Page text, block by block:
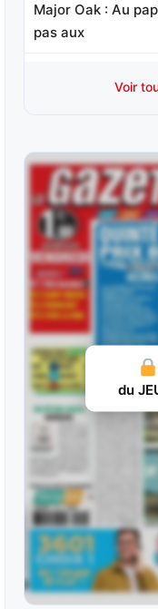
Major Oak : Au
pas aux
Valdorcia : Elle a
JUILLET 30, 2026 20
Iggypop
il n’a pas tardé à
JUILLET 28, 2026 18
Jolivert du Gers :
véritable rente
JUILLET 26, 2026 16
Charmino :
en valeur 61, il
JUILLET 25, 2026 15
Nolito : Dans sa
JUILLET 20, 2026 19
Selvo : 3
dents de scie,
JUILLET 19, 2026 16
Voir
du